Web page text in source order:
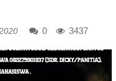
0 3437